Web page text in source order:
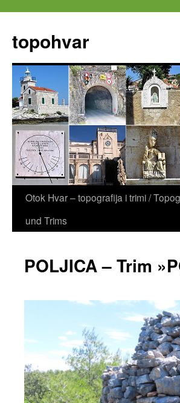
springen
topohvar
Otok Hvar – topografija i trimi /
und Trims
POLJICA – Trim